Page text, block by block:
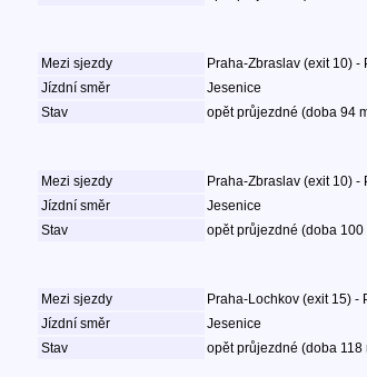
Mezi sjezdy
Praha-Zbraslav (exit 10)
Jízdní směr
Jesenice
Stav opět průjezdné (doba 94
Mezi sjezdy
Praha-Zbraslav (exit 10)
Jízdní směr
Jesenice
Stav opět průjezdné (doba 100
Mezi sjezdy
Praha-Lochkov (exit 15) -
Jízdní směr
Jesenice
Stav opět průjezdné (doba 118